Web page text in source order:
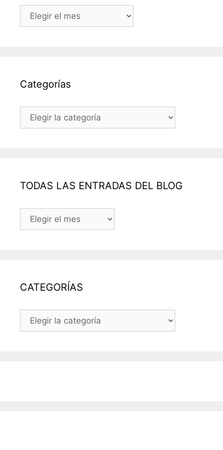
Archivos
Categorías
Categorías
TODAS LAS ENTRADAS DEL BLOG
TODAS
CATEGORÍAS
CATEGORÍAS